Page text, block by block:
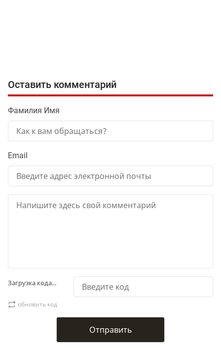
Оставить комментарий
Фамилия Имя
Email
Загрузка кода...
обновить код